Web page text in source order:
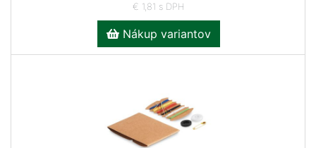
€ 1,81 s DPH
Nákup variantov